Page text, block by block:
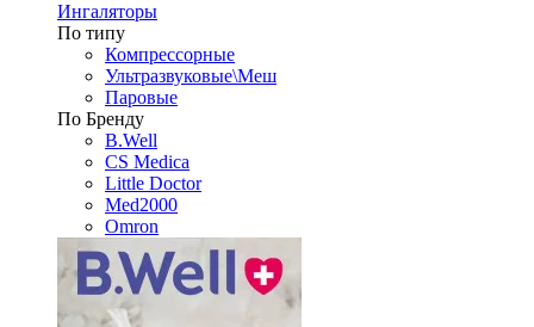
Ингаляторы
По типу
Компрессорные
Ультразвуковые\Меш
Паровые
По Бренду
B.Well
CS Medica
Little Doctor
Med2000
Omron